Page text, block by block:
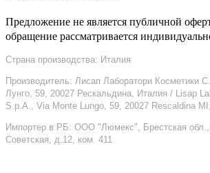
Предложение не является публичной
обращение рассматривается
Страна производства: Италия
Производитель: Лисап Лаборатори Косметики
Лунго, 59, 20027 Рескальдина, Италия / Lisap
S.p.A., Via Monte Lungo, 59, 20027 Rescaldina
Импортер в РБ: ООО "Люмекс", Брестская
Советская, д.12, ком. 411